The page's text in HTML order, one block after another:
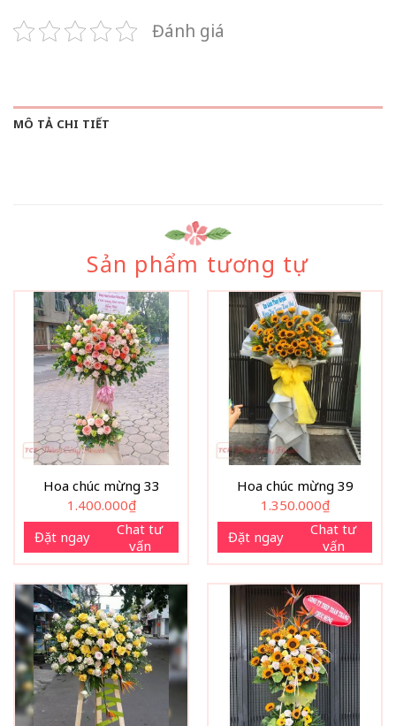
Đánh giá
MÔ TẢ CHI TIẾT
Sản phẩm tương tự
Hoa chúc mừng 33
1.400.000₫
Đặt ngay
Chat tư
vấn
Hoa chúc mừng 39
1.350.000₫
Đặt ngay
Chat tư
vấn